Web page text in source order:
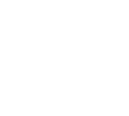
题
题，以便您可以从补救到结束进行跟
所有者，并应用权利来推动解决时间
或审计，以便问题可以追溯到其来源，
创建行动计划